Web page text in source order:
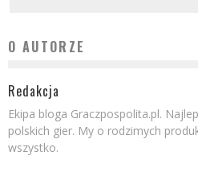
O AUTORZE
Redakcja
Ekipa bloga Graczpospolita.pl.
polskich gier. My o rodzimych
wszystko.